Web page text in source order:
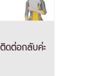
ติดต่อกลับค่ะ